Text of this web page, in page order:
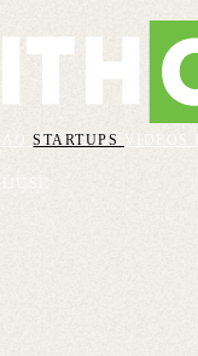
FAQSTARTUPS VIDEOS